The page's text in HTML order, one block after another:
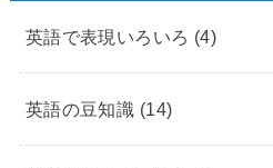
英語で表現いろいろ (4)
英語の豆知識 (14)